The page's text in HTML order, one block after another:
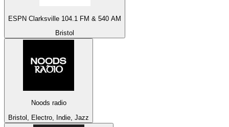
ESPN Clarksville 104.1 FM & 540 AM
Bristol
Noods radio
Bristol, Electro, Indie, Jazz